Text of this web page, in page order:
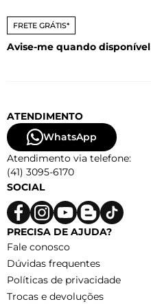
FRETE GRÁTIS*
Avise-me quando disponível
ATENDIMENTO
WhatsApp
Atendimento via telefone:
(41) 3095-6170
SOCIAL
PRECISA DE AJUDA?
Fale conosco
Dúvidas frequentes
Políticas de privacidade
Trocas e devoluções